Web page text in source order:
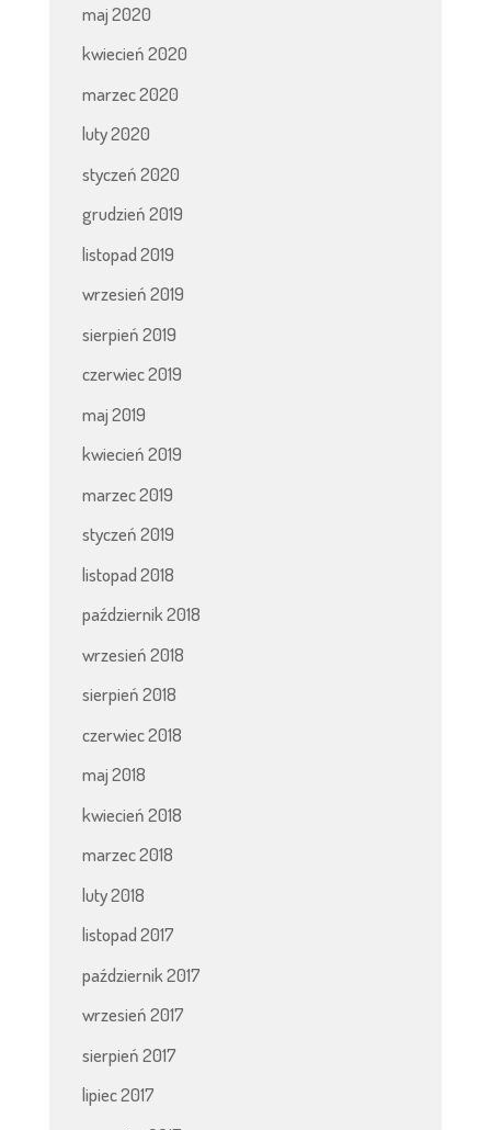
maj 2020
kwiecień 2020
marzec 2020
luty 2020
styczeń 2020
grudzień 2019
listopad 2019
wrzesień 2019
sierpień 2019
czerwiec 2019
maj 2019
kwiecień 2019
marzec 2019
styczeń 2019
listopad 2018
październik 2018
wrzesień 2018
sierpień 2018
czerwiec 2018
maj 2018
kwiecień 2018
marzec 2018
luty 2018
listopad 2017
październik 2017
wrzesień 2017
sierpień 2017
lipiec 2017